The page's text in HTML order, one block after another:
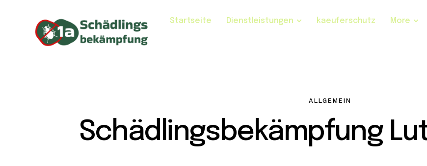
Startseite Dienstleistungen kaeuferschutz More
ALLGEMEIN
Schädlingsbekämpfung